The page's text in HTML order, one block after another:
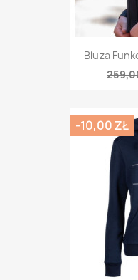
Bluza
-10,00 ZŁ